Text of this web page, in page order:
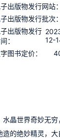
出版物发行网站
出版物发行批次
出版物发行
：
12-
图书定价：
晶世界奇妙无
的绝妙精灵，